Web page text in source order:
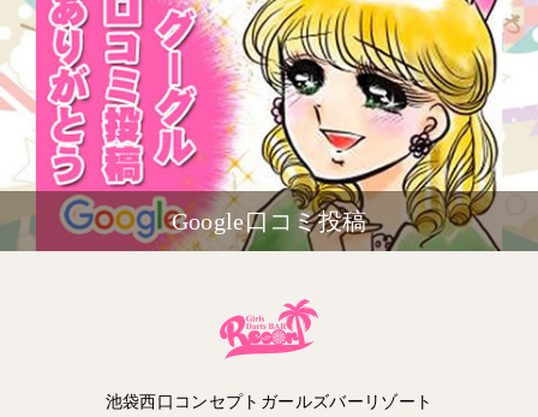
Google口コミ投稿
池袋西口コンセプトガールズバーリゾート